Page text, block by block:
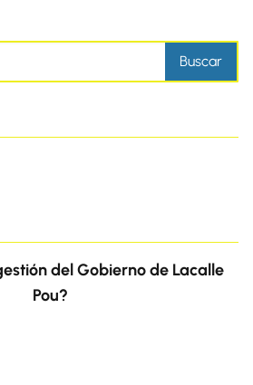
del Gobierno de Lacalle
Pou?